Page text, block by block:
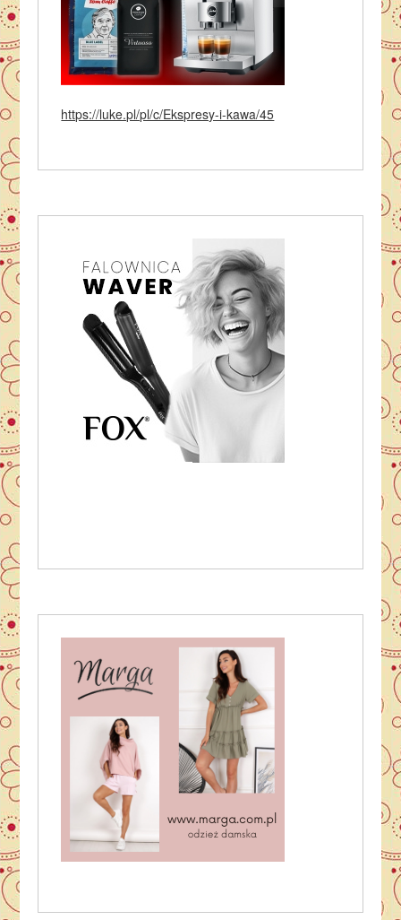
https://luke.pl/pl/c/Ekspresy-i-kawa/45